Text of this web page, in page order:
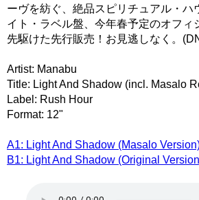
ーヴを紡ぐ、絶品スピリチュアル・ハ
イト・ラベル盤、今年春予定のオフィ
先駆けた先行販売！お見逃しなく。
Artist: Manabu
Title: Light And Shadow (incl. Masalo
Label: Rush Hour
Format: 12"
A1: Light And Shadow (Masalo
B1: Light And Shadow (Original